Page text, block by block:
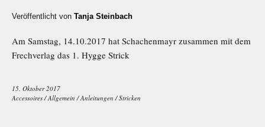
Veröffentlicht von Tanja Steinbach
Am Samstag, 14.10.2017 hat Schachenmayr zusammen mit dem
Frechverlag das 1. Hygge Strick
15. Oktober 2017
Accessoires/Allgemein /Anleitungen /Stricken